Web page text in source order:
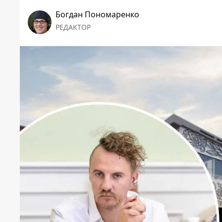
Богдан Пономаренко
РЕДАКТОР